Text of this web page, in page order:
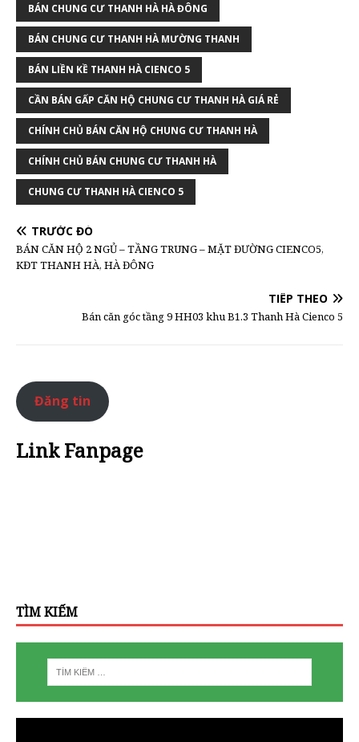
BÁN CHUNG CƯ THANH HÀ HÀ ĐÔNG
BÁN CHUNG CƯ THANH HÀ MƯỜNG THANH
BÁN LIỀN KỀ THANH HÀ CIENCO 5
CẦN BÁN GẤP CĂN HỘ CHUNG CƯ THANH HÀ GIÁ RẺ
CHÍNH CHỦ BÁN CĂN HỘ CHUNG CƯ THANH HÀ
CHÍNH CHỦ BÁN CHUNG CƯ THANH HÀ
CHUNG CƯ THANH HÀ CIENCO 5
TRƯỚC ĐÓ
BÁN CĂN HỘ 2 NGỦ – TẦNG TRUNG – MẶT ĐƯỜNG CIENCO5,
KĐT THANH HÀ, HÀ ĐÔNG
TIẾP THEO
Bán căn góc tầng 9 HH03 khu B1.3 Thanh Hà Cienco 5
Đăng tin
Link Fanpage
TÌM KIẾM